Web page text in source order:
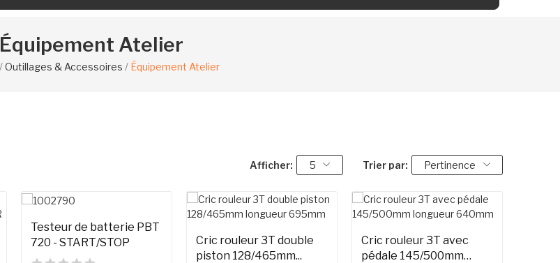
Équipement Atelier
Outillages & Accessoires Équipement Atelier
Afficher: 5 Trier par: Pertinence
Testeur de batterie PBT
720 - START/STOP
Cric rouleur 3T double
piston 128/465mm...
Cric rouleur 3T avec
pédale 145/500mm